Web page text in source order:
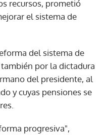
recursos, prometió
el sistema de
del sistema de
por la dictadura
del presidente, al
y cuyas pensiones se
progresiva",